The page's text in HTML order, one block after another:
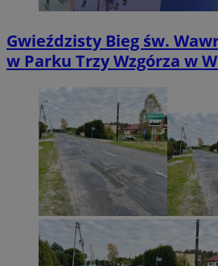
Gwieździsty Bieg św.
w Parku Trzy Wzgórza w